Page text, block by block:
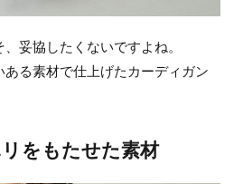
妥協したくないですよね。
る素材で仕上げたカーディガン
をもたせた素材